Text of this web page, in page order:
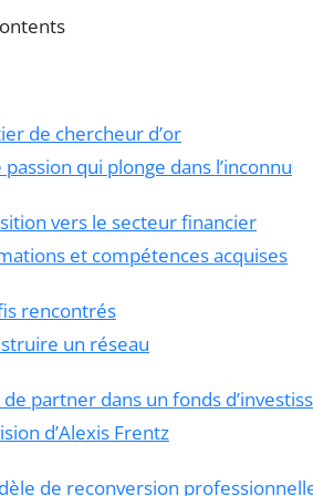
de chercheur d’or
passion qui plonge dans l’inconnu
vers le secteur financier
et compétences acquises
rencontrés
un réseau
partner dans un fonds
d’Alexis Frentz
de reconversion